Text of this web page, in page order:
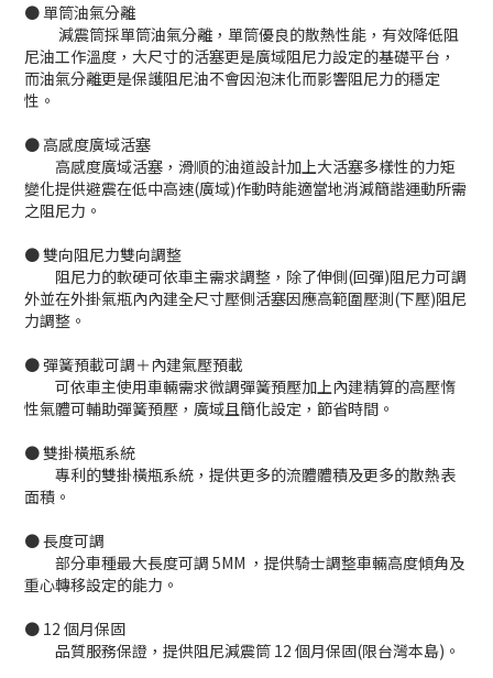
● 單筒油氣分離
減震筒採單筒油氣分離，單筒優良的散熱性能，有效降低阻
尼油工作溫度，大尺寸的活塞更是廣域阻尼力設定的基礎平台，
而油氣分離更是保護阻尼油不會因泡沫化而影響阻尼力的穩定
性。
● 高感度廣域活塞
高感度廣域活塞，滑順的油道設計加上大活塞多樣性的力矩
變化提供避震在低中高速(廣域)作動時能適當地消減簡諧運動所需
之阻尼力。
● 雙向阻尼力雙向調整
阻尼力的軟硬可依車主需求調整，除了伸側(回彈)阻尼力可調
外並在外掛氣瓶內內建全尺寸壓側活塞因應高範圍壓測(下壓)阻尼
力調整。
● 彈簧預載可調＋內建氣壓預載
可依車主使用車輛需求微調彈簧預壓加上內建精算的高壓惰
性氣體可輔助彈簧預壓，廣域且簡化設定，節省時間。
● 雙掛橫瓶系統
專利的雙掛橫瓶系統，提供更多的流體體積及更多的散熱表
面積。
● 長度可調
部分車種最大長度可調 5MM ，提供騎士調整車輛高度傾角及
重心轉移設定的能力。
● 12 個月保固
品質服務保證，提供阻尼減震筒 12 個月保固(限台灣本島)。